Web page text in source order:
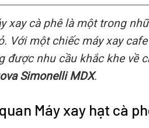
xay cà phê là một trong
Với một chiếc máy xay
được nhu cầu khắc khe về
Simonelli MDX.
Máy xay hạt cà